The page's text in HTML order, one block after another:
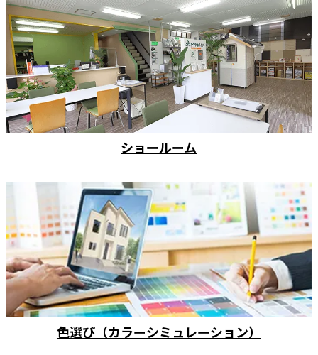
ショールーム
色選び（カラーシミュレーション）